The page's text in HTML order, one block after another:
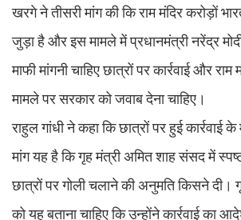
खरगे ने तीसरी मांग की कि राम मंदिर करोड़ों
जुड़ा है और इस मामले में प्रधानमंत्री नरेंद्र
माफी मांगनी चाहिए छात्रों पर कार्रवाई और
मामले पर सरकार को जवाब देना चाहिए।
राहुल गांधी ने कहा कि छात्रों पर हुई कार्रवाई
मांग यह है कि गृह मंत्री अमित शाह संसद में
छात्रों पर गोली चलाने की अनुमति किसने दी।
को यह बताना चाहिए कि उन्होंने कार्रवाई का